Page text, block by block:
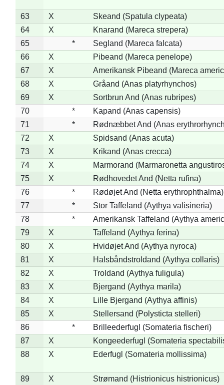
63 X
Skeand (Spatula clypeata)
64
X
Knarand (Mareca strepera)
65
*
Segland (Mareca falcata)
66
X
Pibeand (Mareca penelope)
67
X
Amerikansk Pibeand (Mareca
68
X
Gråand (Anas platyrhynchos)
69
X
Sortbrun And (Anas rubripes)
70
*
Kapand (Anas capensis)
71
*
Rødnæbbet And (Anas
72
X
Spidsand (Anas acuta)
73
X
Krikand (Anas crecca)
74
X
Marmorand (Marmaronetta
75
X
Rødhovedet And (Netta rufina)
76
*
Rødøjet And (Netta erythrophthalma)
77
*
Stor Taffeland (Aythya valisineria)
78
*
Amerikansk Taffeland (Aythya
79
X
Taffeland (Aythya ferina)
80
X
Hvidøjet And (Aythya nyroca)
81
X
Halsbåndstroldand (Aythya collaris)
82
X
Troldand (Aythya fuligula)
83
X
Bjergand (Aythya marila)
84
X
Lille Bjergand (Aythya affinis)
85
X
Stellersand (Polysticta stelleri)
86
*
Brilleederfugl (Somateria fischeri)
87
X
Kongeederfugl (Somateria
88
X Ederfugl (Somateria mollissima)
89 X Strømand (Histrionicus histrionicus)